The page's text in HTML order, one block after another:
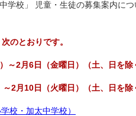
学校」 児童・生徒の募集案内に
のとおりです。
～2月6日（金曜日）（土、日を除
2月10日（火曜日）（土、日を除
校・加太中学校）